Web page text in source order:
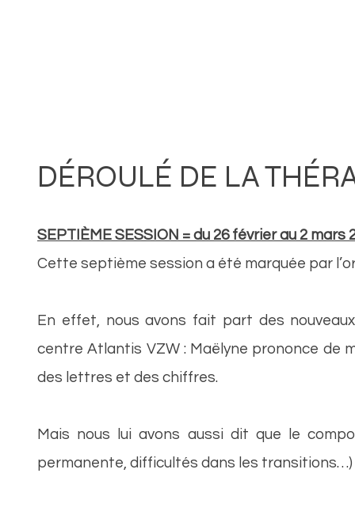
DÉROULÉ DE LA
SEPTIÈME SESSION = du 26 février au 2 mars
Cette septième session a été marquée par
En effet, nous avons fait part des
centre Atlantis VZW : Maëlyne prononce de
des lettres et des chiffres.
Mais nous lui avons aussi dit que le
permanente, difficultés dans les transitions…)